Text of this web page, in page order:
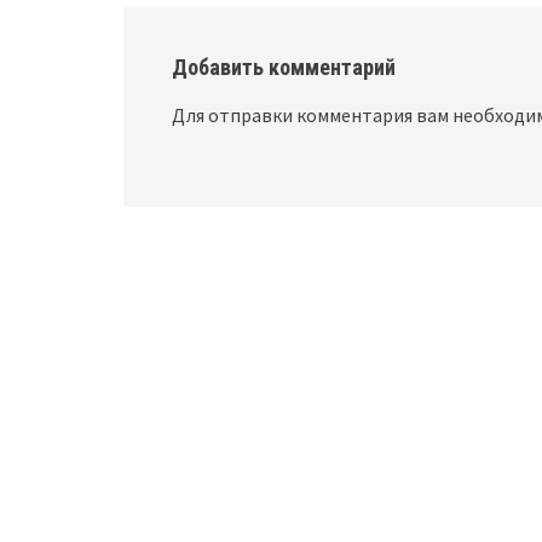
Добавить комментарий
Для отправки комментария вам